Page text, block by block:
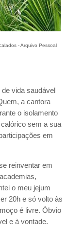
- Arquivo Pessoal
vida saudável
a cantora
o isolamento
sem a sua
em
reinventar em
o meu jejum
20h e só volto às
é livre. Óbvio
e à vontade.